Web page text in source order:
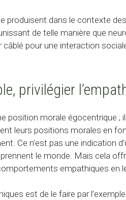
produisent dans le contexte
de telle manière que
pour une interaction
privilégier
position morale égocentrique ;
leurs positions morales en
Ce n’est pas une indication
le monde. Mais cela
empathiques en
est de le faire par